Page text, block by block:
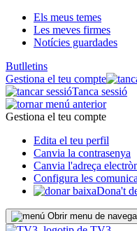
Els meus temes
Les meves firmes
Notícies guardades
Butlletins
Gestiona el teu compte
Tanca sessió
Gestiona el teu compte
Edita el teu perfil
Canvia la contrasenya
Canvia l'adreça
Configura les
Dona't
Obrir menu de